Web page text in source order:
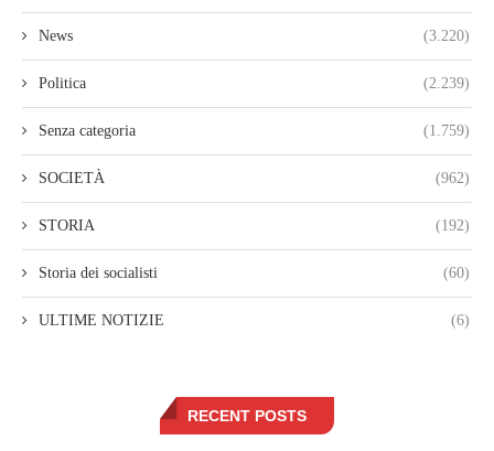
News (3.220)
Politica (2.239)
Senza categoria (1.759)
SOCIETÀ (962)
STORIA (192)
Storia dei socialisti (60)
ULTIME NOTIZIE (6)
RECENT POSTS